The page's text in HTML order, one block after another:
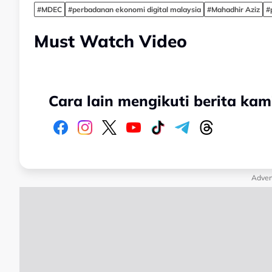
#MDEC #perbadanan ekonomi digital malaysia #Mahadhir Aziz
Must Watch Video
Cara lain mengikuti berita